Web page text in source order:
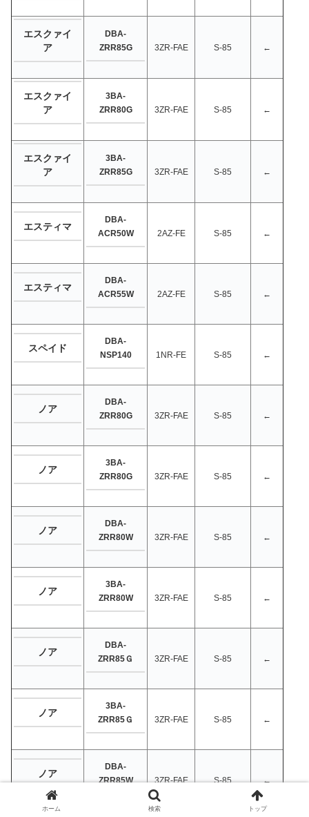
エスクァイ
ア
DBA-
ZRR85G
3ZR-FAE S-85 ←
エスクァイ
ア
3BA-
ZRR80G
3ZR-FAE S-85 ←
エスクァイ
ア
3BA-
ZRR85G
3ZR-FAE S-85 ←
エスティマ
DBA-
ACR50W
2AZ-FE S-85 ←
エスティマ
DBA-
ACR55W
2AZ-FE S-85 ←
スペイド
DBA-
NSP140
1NR-FE S-85 ←
ノア
DBA-
ZRR80G
3ZR-FAE S-85 ←
ノア
3BA-
ZRR80G
3ZR-FAE S-85 ←
ノア
DBA-
ZRR80W
3ZR-FAE S-85 ←
ノア
3BA-
ZRR80W
3ZR-FAE S-85 ←
ノア
DBA-
ZRR85Ｇ
3ZR-FAE S-85 ←
ノア
3BA-
ZRR85Ｇ
3ZR-FAE S-85 ←
ノア
DBA-
ZRR85W
3ZR-FAE S-85 ←
ホーム 検索 トップ